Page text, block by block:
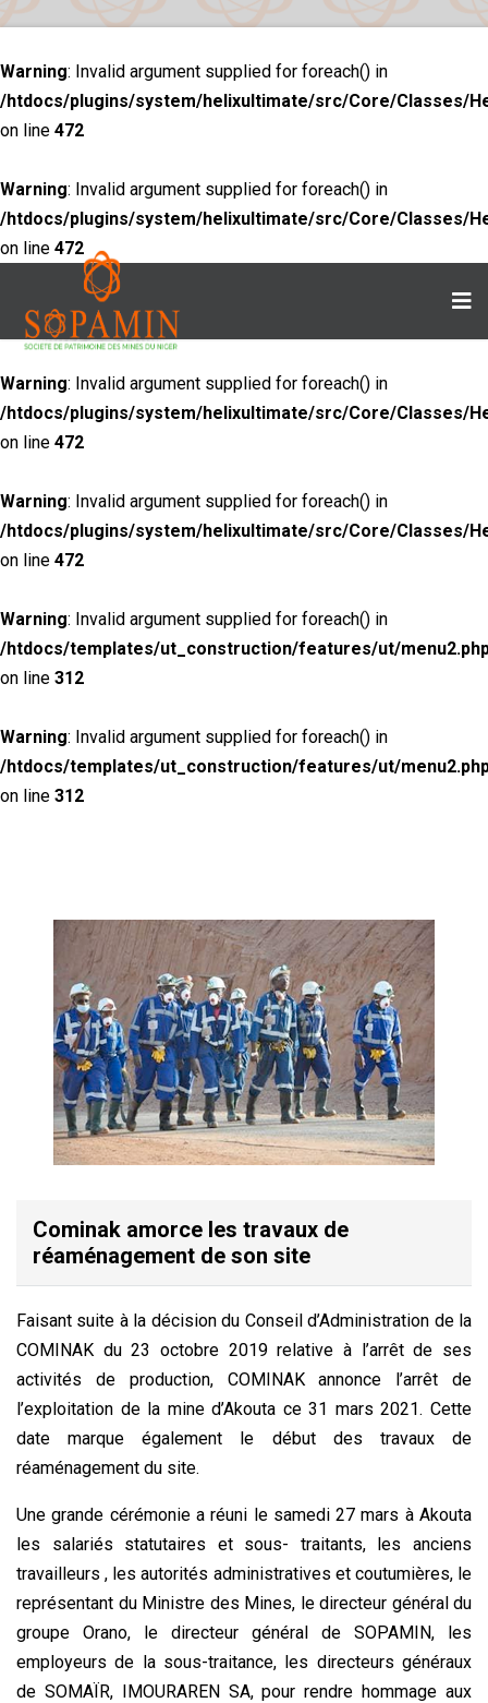
Warning: Invalid argument supplied for foreach() in
/htdocs/plugins/system/helixultimate/src/Core/Classes/
on line 472
Warning: Invalid argument supplied for foreach() in
/htdocs/plugins/system/helixultimate/src/Core/Classes/
on line 472
Warning: Invalid argument supplied for foreach() in
/htdocs/plugins/system/helixultimate/src/Core/Classes/
on line 472
Warning: Invalid argument supplied for foreach() in
/htdocs/plugins/system/helixultimate/src/Core/Classes/
on line 472
Warning: Invalid argument supplied for foreach() in
/htdocs/templates/ut_construction/features/ut/
on line 312
Warning: Invalid argument supplied for foreach() in
/htdocs/templates/ut_construction/features/ut/
on line 312
Cominak amorce les travaux de
réaménagement de son site
Faisant suite à la décision du Conseil d’Administration de la
COMINAK du 23 octobre 2019 relative à l’arrêt de ses
activités de production, COMINAK annonce l’arrêt de
l’exploitation de la mine d’Akouta ce 31 mars 2021. Cette
date marque également le début des travaux de
réaménagement du site.
Une grande cérémonie a réuni le samedi 27 mars à Akouta
les salariés statutaires et sous- traitants, les anciens
travailleurs , les autorités administratives et coutumières, le
représentant du Ministre des Mines, le directeur général du
groupe Orano, le directeur général de SOPAMIN, les
employeurs de la sous-traitance, les directeurs généraux
de SOMAÏR, IMOURAREN SA, pour rendre hommage aux